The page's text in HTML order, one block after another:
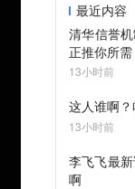
最近内容
清华信誉
正推你所需
13小时前
这人谁啊
13小时前
李飞飞最
啊